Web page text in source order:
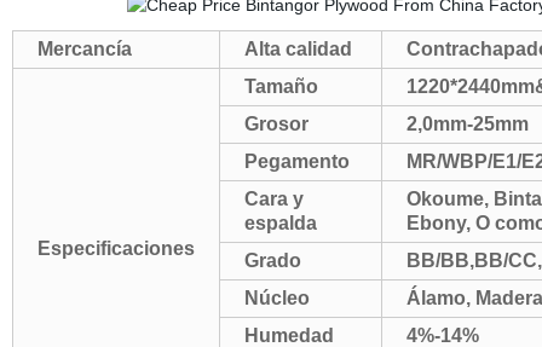
Mercancía Alta calidad
Especificaciones
Tamaño
Grosor
Pegamento
MR/WBP/E1/
Cara y
espalda
Okoume,
Ebony, O
Grado
BB/BB,BB/
Núcleo
Álamo,
Humedad
4%-14%